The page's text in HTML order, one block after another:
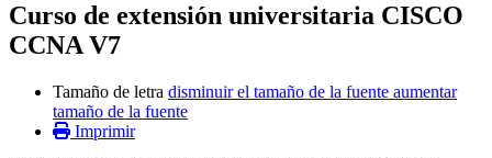
Curso de extensión universitaria CISCO
CCNA V7
Tamaño de letra disminuir el tamaño de la fuente aumentar
tamaño de la fuente
Imprimir